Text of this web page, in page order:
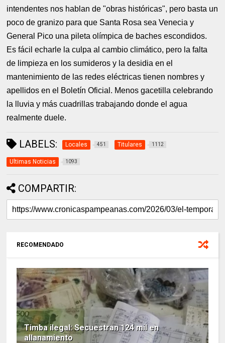
intendentes nos hablan de "obras históricas", pero basta un
poco de granizo para que Santa Rosa sea Venecia y
General Pico una pileta olímpica de baches escondidos.
Es fácil echarle la culpa al cambio climático, pero la falta
de limpieza en los sumideros y la desidia en el
mantenimiento de las redes eléctricas tienen nombres y
apellidos en el Boletín Oficial. Menos gacetilla celebrando
la lluvia y más cuadrillas trabajando donde el agua
realmente duele.
LABELS: Locales 451 Titulares 1112
Ultimas Noticias 1093
COMPARTIR:
RECOMENDADO
Timba ilegal: Secuestran 124 mil en
allanamiento